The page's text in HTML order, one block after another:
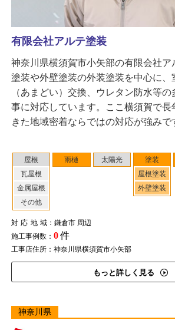
屋根
瓦屋根
金属屋根
その他
雨樋 太陽光
塗装
屋根塗装
外壁塗装
対応地域：鎌倉市 周辺
施工事例数： 0件
工事店住所：神奈川県横須賀市小矢部
もっと詳しく見る
有限会社アルテ塗装
神奈川県横須賀市小矢部の有限会社ア
塗装や外壁塗装の外装塗装を中心に、
（あまどい）交換、ウレタン防水等
事に対応しています。ここ横須賀で長
きた地域密着ならではの対応が強みで
神奈川県